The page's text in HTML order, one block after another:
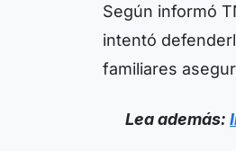
Según informó
intentó
familiares
Lea además: